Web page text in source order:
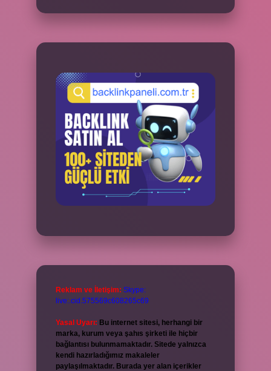
Reklam ve İletişim: Skype:
live:.cid.575569c608265c69
Yasal Uyarı: Bu internet sitesi, herhangi bir
marka, kurum veya şahıs şirketi ile hiçbir
bağlantısı bulunmamaktadır. Sitede yalnızca
kendi hazırladığımız makaleler
paylaşılmaktadır. Burada yer alan içerikler